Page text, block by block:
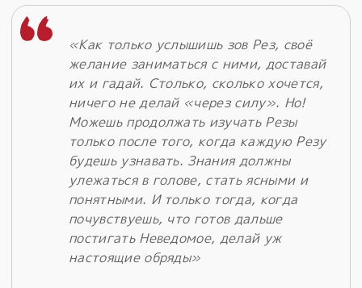
«Как только услышишь зов Рез, своё
желание заниматься с ними, доставай
их и гадай. Столько, сколько хочется,
ничего не делай «через силу». Но!
Можешь продолжать изучать Резы
только после того, когда каждую Резу
будешь узнавать. Знания должны
улежаться в голове, стать ясными и
понятными. И только тогда, когда
почувствуешь, что готов дальше
постигать Неведомое, делай уж
настоящие обряды»